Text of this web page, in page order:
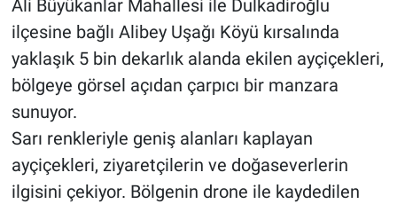
kadar!
Ali Büyükanlar Mahallesi ile Dulkadiroğlu
ilçesine bağlı Alibey Uşağı Köyü kırsalında
yaklaşık 5 bin dekarlık alanda ekilen ayçiçekleri,
bölgeye görsel açıdan çarpıcı bir manzara
sunuyor.
Sarı renkleriyle geniş alanları kaplayan
ayçiçekleri, ziyaretçilerin ve doğaseverlerin
ilgisini çekiyor. Bölgenin drone ile kaydedilen
BİLİM VE TEKNOLOJİ
Güvenlik
Bölge